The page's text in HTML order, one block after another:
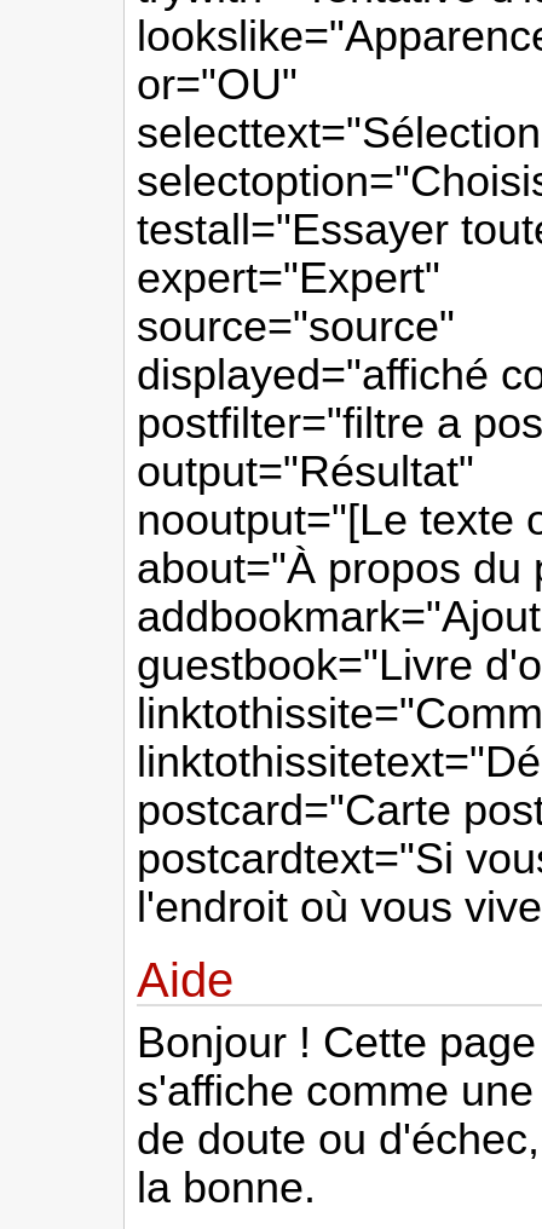
or="OU"
testall="Essayer
expert="Expert"
source="source"
displayed="affiché
postfilter="filtre a
output="Résultat"
nooutput="[Le texte
about="À propos du
guestbook="Livre
postcard="Carte
postcardtext="Si
l'endroit où vous
Aide
Bonjour ! Cette
s'affiche comme
de doute ou
la bonne.